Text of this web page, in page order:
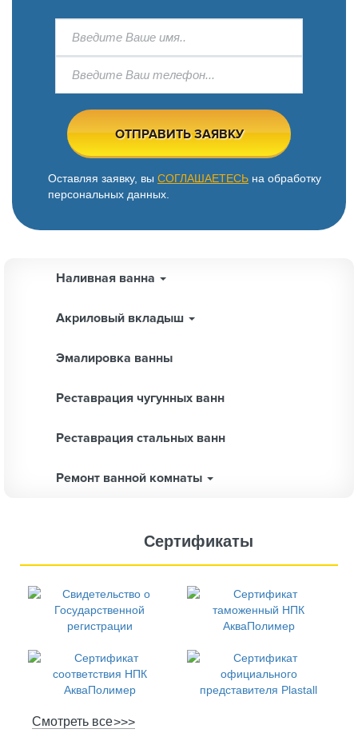
ОТПРАВИТЬ ЗАЯВКУ
Оставляя заявку, вы СОГЛАШАЕТЕСЬ на обработку
персональных данных.
Наливная ванна
Акриловый вкладыш
Эмалировка ванны
Реставрация чугунных ванн
Реставрация стальных ванн
Ремонт ванной комнаты
Сертификаты
Смотреть все